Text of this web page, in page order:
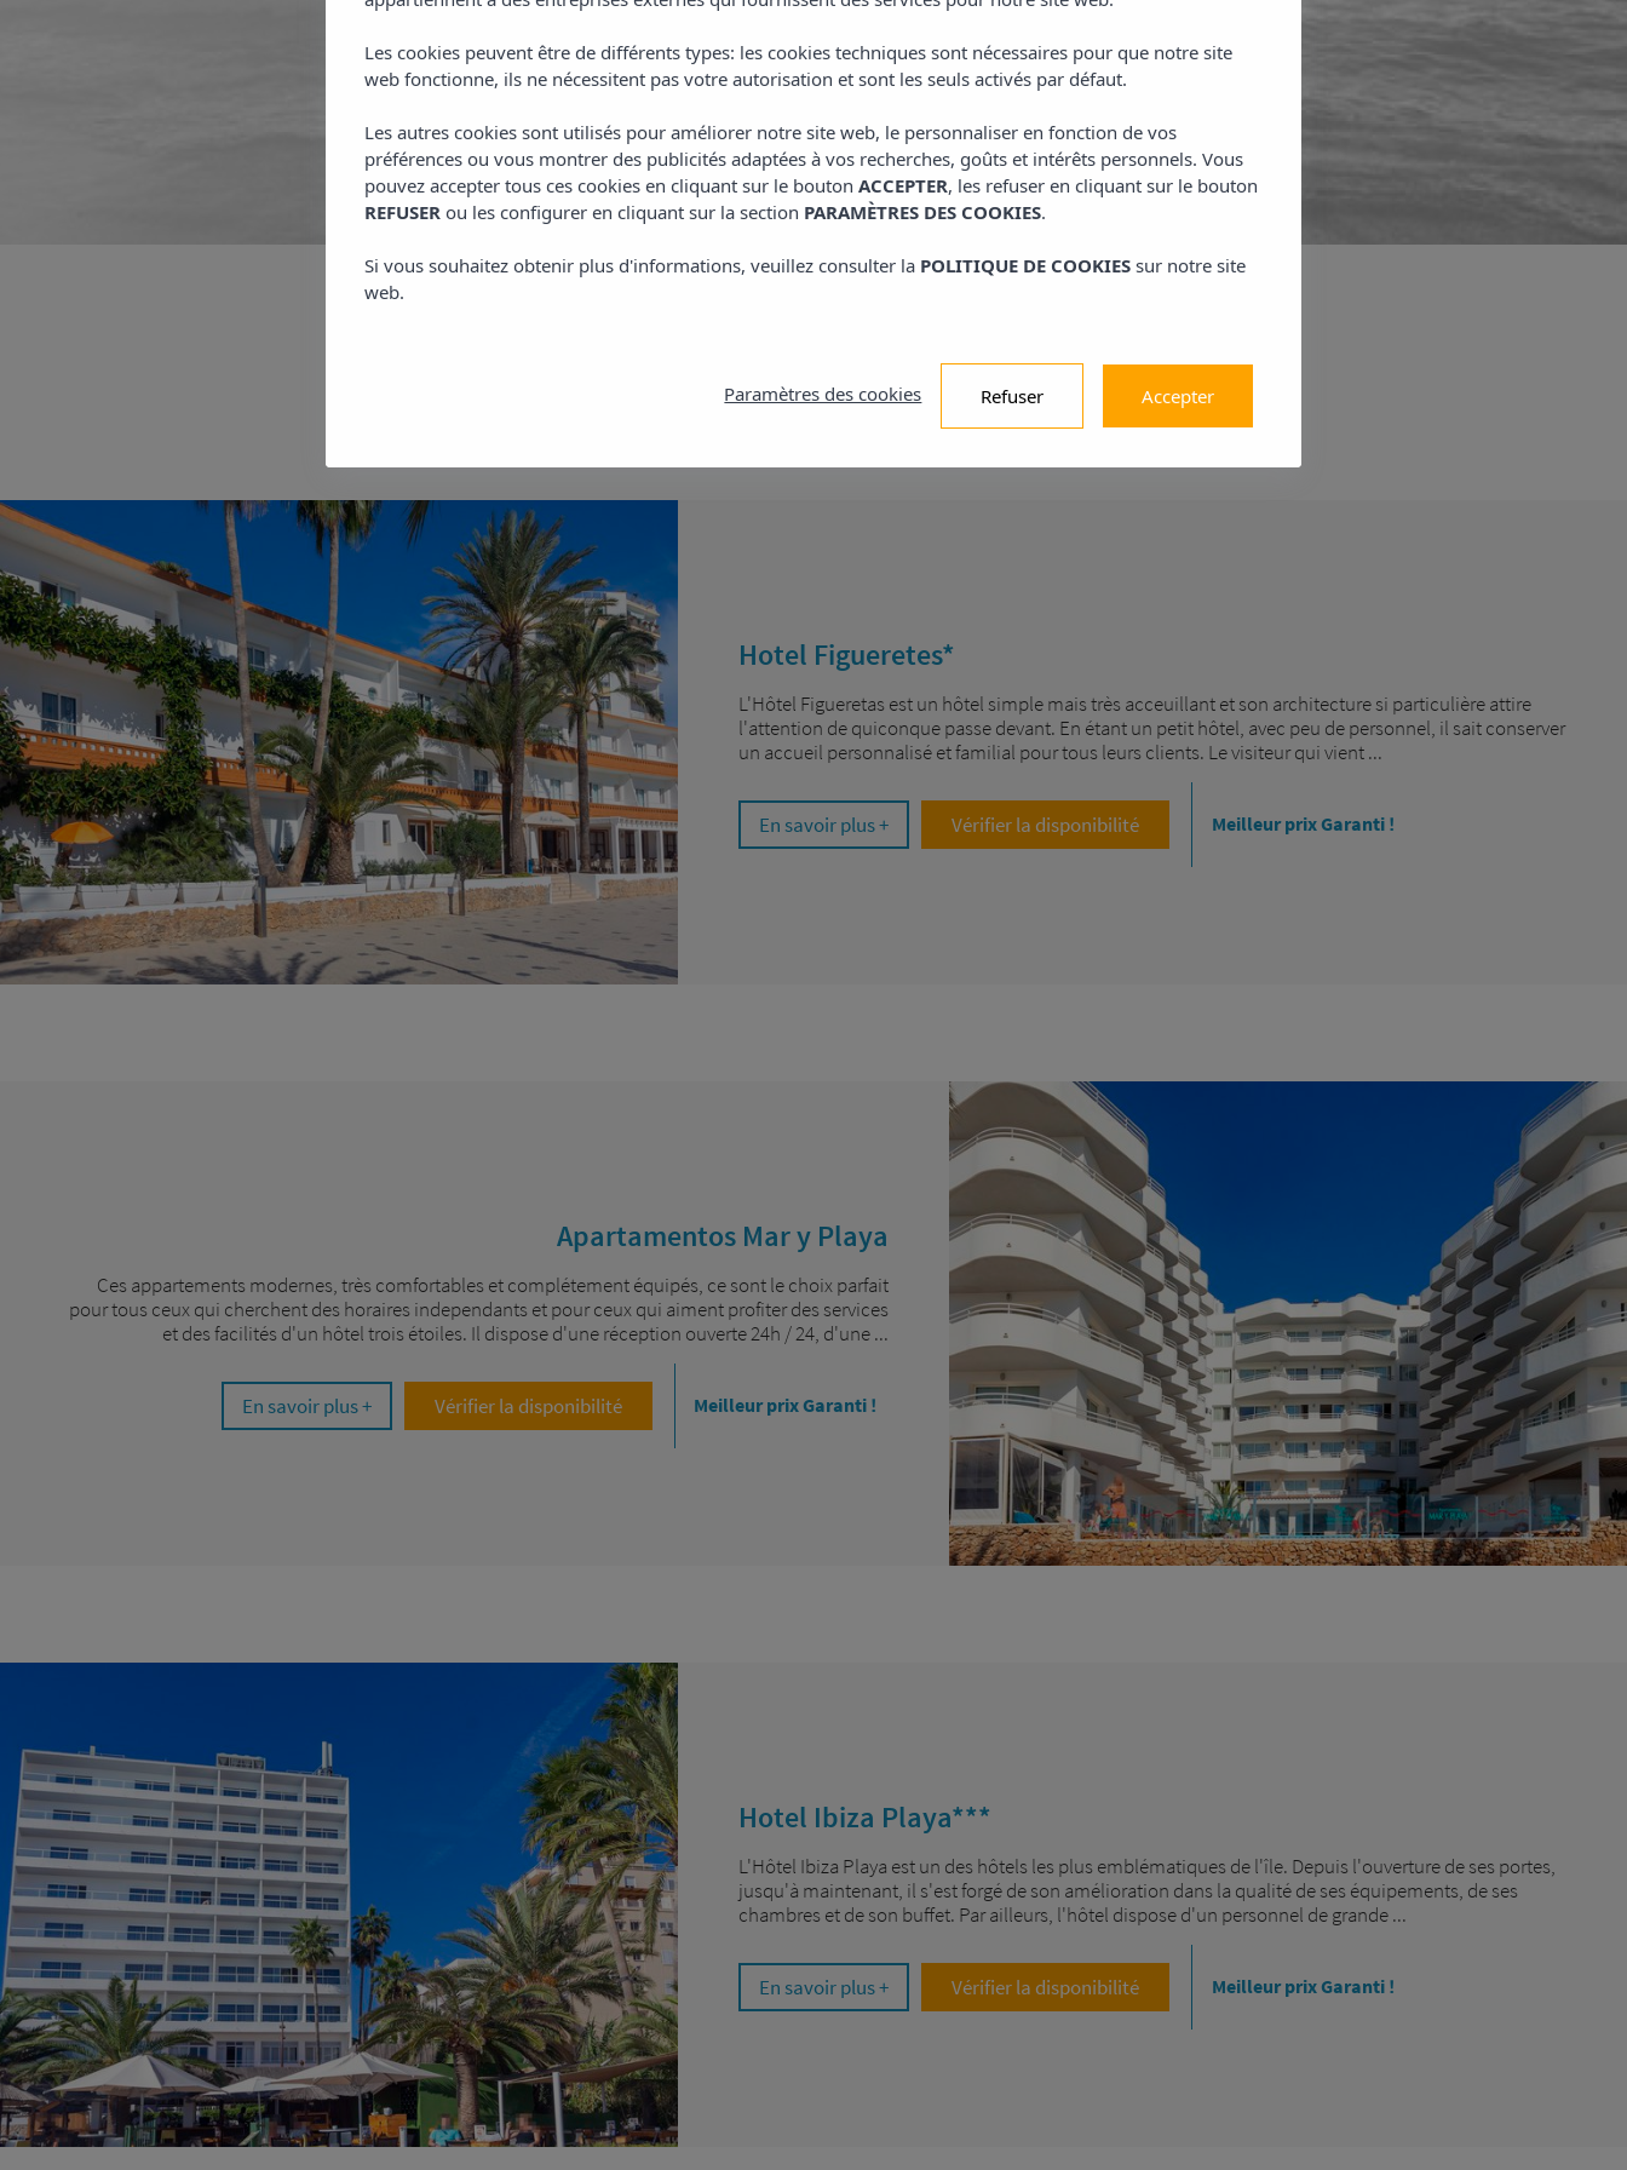
Vivez des vacances inoubliables et découvrez une région pleine de loisirs !
En savoir plus
Commencez à profiter de l´expérience Verser Hoteles
Hotel Figueretes*
L'Hôtel Figueretas est un hôtel simple mais très acceuillant et son architecture si particulière attire
l'attention de quiconque passe devant. En étant un petit hôtel, avec peu de personnel, il sait conserver
un accueil personnalisé et familial pour tous leurs clients. Le visiteur qui vient ...
En savoir plus + Meilleur prix Garanti !
Vérifier la disponibilité
Apartamentos Mar y Playa
Ces appartements modernes, très comfortables et complétement équipés, ce sont le choix parfait
pour tous ceux qui cherchent des horaires independants et pour ceux qui aiment profiter des services
et des facilités d'un hôtel trois étoiles. Il dispose d'une réception ouverte 24h / 24, d'une ...
En savoir plus + Meilleur prix Garanti !
Vérifier la disponibilité
Hotel Ibiza Playa***
L'Hôtel Ibiza Playa est un des hôtels les plus emblématiques de l'île. Depuis l'ouverture de ses portes,
jusqu'à maintenant, il s'est forgé de son amélioration dans la qualité de ses équipements, de ses
chambres et de son buffet. Par ailleurs, l'hôtel dispose d'un personnel de grande ...
En savoir plus + Meilleur prix Garanti !
Vérifier la disponibilité
Les cookies peuvent être de différents types: les cookies techniques sont nécessaires pour que notre site
web fonctionne, ils ne nécessitent pas votre autorisation et sont les seuls activés par défaut.
Les autres cookies sont utilisés pour améliorer notre site web, le personnaliser en fonction de vos
préférences ou vous montrer des publicités adaptées à vos recherches, goûts et intérêts personnels. Vous
pouvez accepter tous ces cookies en cliquant sur le bouton ACCEPTER, les refuser en cliquant sur le bouton
REFUSERou les configurer en cliquant sur la section PARAMÈTRES DES COOKIES.
Si vous souhaitez obtenir plus d'informations, veuillez consulter la POLITIQUE DE COOKIESsur notre site
web.
Paramètres des cookies Refuser Accepter